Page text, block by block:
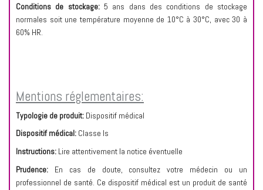
Conditions de stockage:5 ans dans des conditions de stockage
normales soit une température moyenne de 10°C à 30°C, avec 30 à
60% HR.
Mentions réglementaires:
Typologie de produit: Dispositif médical
Dispositif médical: Classe Is
Instructions: Lire attentivement la notice éventuelle
Prudence: En cas de doute, consultez votre médecin ou un
professionnel de santé. Ce dispositif médical est un produit de santé